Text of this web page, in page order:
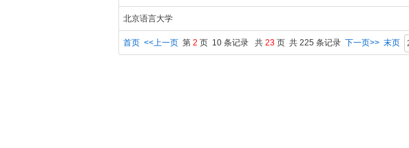
北京语言大学
首页 <<上一页 第 2 页 10 条记录 共 23 页 共 225 条记录 下一页>> 末页